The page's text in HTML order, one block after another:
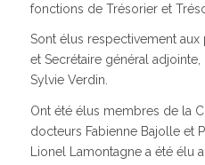
fonctions de Trésorier et
Sont élus respectivement
et Secrétaire général
Sylvie Verdin.
Ont été élus membres de la
docteurs Fabienne Bajolle et
Lionel Lamontagne a été élu